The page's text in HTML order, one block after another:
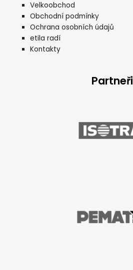
Velkoobchod
Obchodní podmínky
Ochrana osobních údajů
etila radí
Kontakty
Partneři